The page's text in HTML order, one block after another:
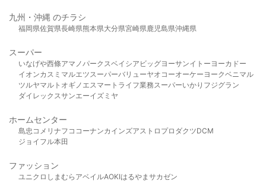
九州・沖縄 のチラシ
福岡県佐賀県長崎県熊本県大分県宮崎県鹿児島県沖縄県
スーパー
いなげや西條アマノパークスベイシア ビッグヨーサンイトーヨーカドー
イオンカスミ マルエツスーパーバリューヤオコーオーケー ヨークベニマル
ツルヤマルト オギノ エスマート ライフ業務スーパーいかり フジグラン
ダイレックスサンエーイズミヤ
ホームセンター
島忠 コメリ ナフコ コーナンカインズアストロプロダクツDCM
ジョイフル本田
ファッション
ユニクロ しまむら アベイルAOKIはるやま サカゼン